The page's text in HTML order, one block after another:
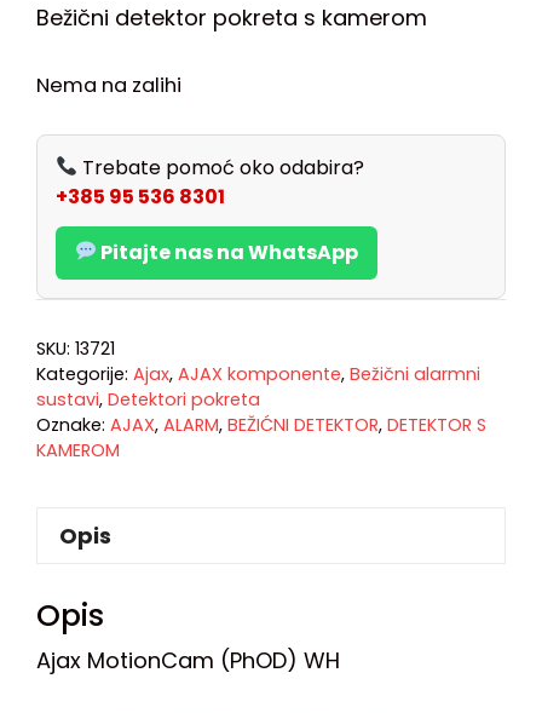
Bežični detektor pokreta s kamerom
Nema na zalihi
Trebate pomoć oko odabira?
+385 95 536 8301
Pitajte nas na WhatsApp
SKU: 13721
Kategorije: Ajax, AJAX komponente, Bežični alarmni
sustavi, Detektori pokreta
Oznake: AJAX, ALARM, BEŽIĆNI DETEKTOR, DETEKTOR S
KAMEROM
Opis
Opis
Ajax MotionCam (PhOD) WH